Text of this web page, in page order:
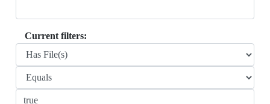
Current filters: